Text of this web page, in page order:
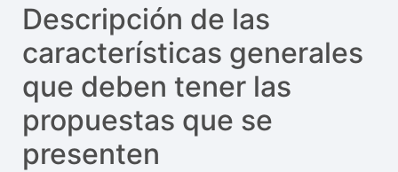
Descripción de las
características generales
que deben tener las
propuestas que se
presenten